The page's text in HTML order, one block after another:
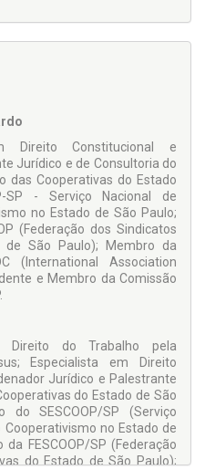
Direito Constitucional e
Jurídico e de Consultoria do
das Cooperativas do Estado
SP - Serviço Nacional de
no Estado de São Paulo;
(Federação dos Sindicatos
de São Paulo); Membro da
(International Association
e Membro da Comissão
Direito do Trabalho pela
Especialista em Direito
Jurídico e Palestrante
do Estado de São
do SESCOOP/SP (Serviço
no Estado de
FESCOOP/SP (Federação
do Estado de São Paulo);